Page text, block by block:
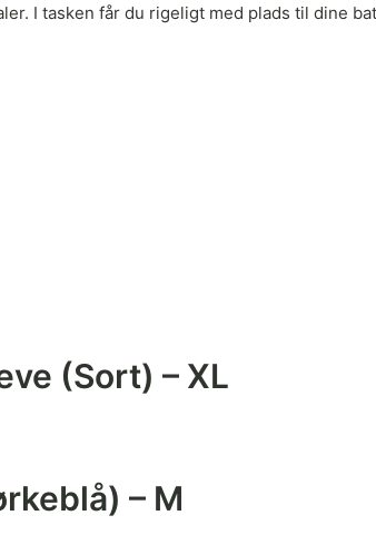
I tasken får du rigeligt med plads til dine
(Sort) – XL
– M